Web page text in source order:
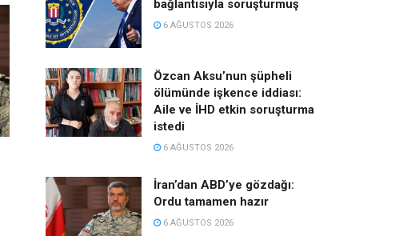
bağlantısıyla soruşturmuş
6 AĞUSTOS 2026
Özcan Aksu’nun şüpheli
ölümünde işkence iddiası:
Aile ve İHD etkin soruşturma
istedi
6 AĞUSTOS 2026
İran’dan ABD’ye gözdağı:
Ordu tamamen hazır
6 AĞUSTOS 2026